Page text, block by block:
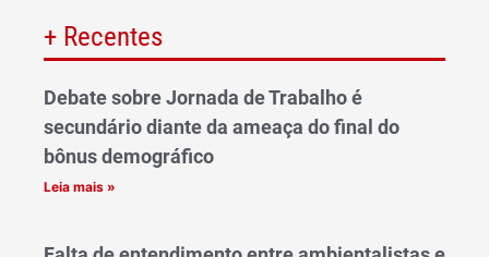
+ Recentes
Debate sobre Jornada de Trabalho é
secundário diante da ameaça do final do
bônus demográfico
Leia mais »